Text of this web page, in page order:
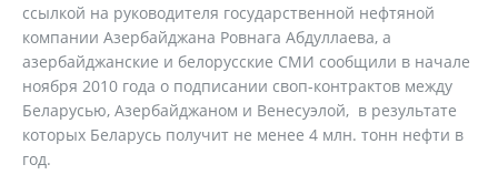
ссылкой на руководителя государственной нефтяной
компании Азербайджана Ровнага Абдуллаева, а
азербайджанские и белорусские СМИ сообщили в начале
ноября 2010 года о подписании своп-контрактов между
Беларусью, Азербайджаном и Венесуэлой, в результате
которых Беларусь получит не менее 4 млн. тонн нефти в
год.